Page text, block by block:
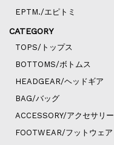
EPTM./エピトミ
CATEGORY
TOPS/トップス
BOTTOMS/ボトムス
HEADGEAR/ヘッドギア
BAG/バッグ
ACCESSORY/アクセサリー
FOOTWEAR/フットウェア